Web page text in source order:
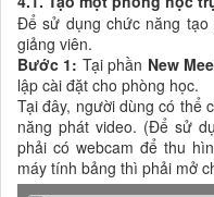
Để sử dụng chức năng tạo
giảng viên.
Bước 1: Tại phần New
lập cài đặt cho phòng học.
Tại đây, người dùng có thể
năng phát video. (Để sử
phải có webcam để thu
máy tính bảng thì phải mở